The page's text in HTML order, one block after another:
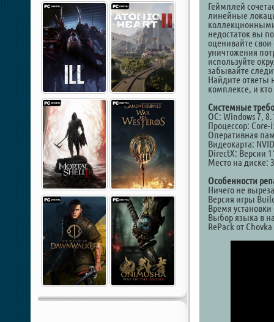
Геймплей
линейные
недостаток вы
оценивайте
уничтожения
используйте
забывайте
Найдите ответы
комплексе, и
Системные
ОС: Windows 7,
Процессор: Core-
Оперативная
Видеокарта:
DirectX: Версии
Место на диске:
Особенности
Ничего не
Версия игры
Время
Выбор языка в
RePack от Chovka